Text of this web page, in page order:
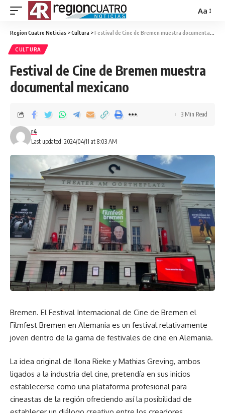
Aa
Region Cuatro Noticias >Cultura >Festival de Cine de Bremen muestra documental mexicano
CULTURA
Festival de Cine de Bremen muestra
documental mexicano
Last updated: 2024/04/11 at 8:03 AM
r4
3 Min Read
Bremen. El Festival Internacional de Cine de Bremen el
Filmfest Bremen en Alemania es un festival relativamente
joven dentro de la gama de festivales de cine en Alemania.
La idea original de Ilona Rieke y Mathias Greving, ambos
ligados a la industria del cine, pretendía en sus inicios
establecerse como una plataforma profesional para
cineastas de la región ofreciendo así la posibilidad de